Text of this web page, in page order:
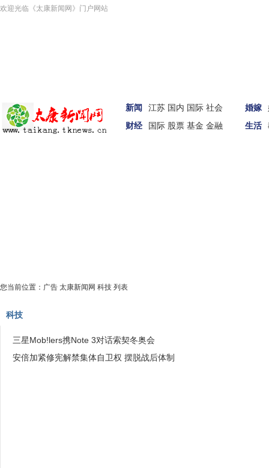
欢迎光临《太康新闻网》门户网站
新闻 江苏 国内 国际 社会
财经
国际 股票 基金 金融
婚嫁
生活
您当前位置： 广告 太康新闻网 科技 列表
科技
三星Mob!lers携Note 3对话索契冬奥会
安倍加紧修宪解禁集体自卫权 摆脱战后体制